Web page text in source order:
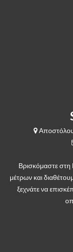
Βρισκόμαστε
μέτρων και
ξεχνάτε να